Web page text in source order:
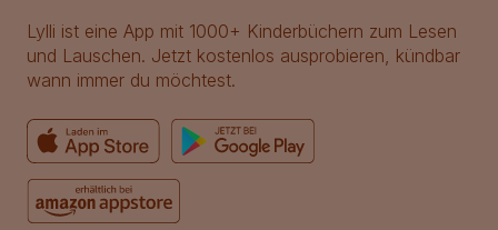
Lylli ist eine App mit 1000+ Kinderbüchern zum Lesen
und Lauschen. Jetzt kostenlos ausprobieren, kündbar
wann immer du möchtest.